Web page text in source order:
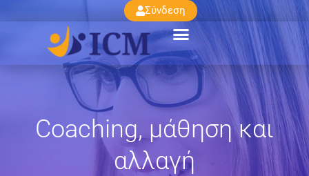
Σύνδεση
Coaching, μάθηση και
αλλαγή